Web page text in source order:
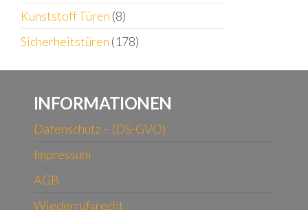
Kunststoff Türen (8)
Sicherheitstüren (178)
INFORMATIONEN
Datenschutz – (DS-GVO)
Impressum
AGB
Wiederrufsrecht